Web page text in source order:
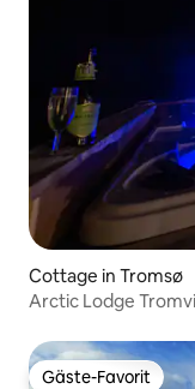
Cottage in Tromsø
Arctic Lodge
Gäste-Favorit